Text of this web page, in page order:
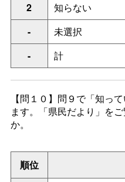
2
知らない
-
未選択
-
計
【問１０】問９ で「知っ
ます。「県民だより」を
か。
順位